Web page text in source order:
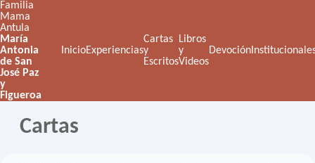
Familia
Mama
Antula
María
Antonia
de San
José Paz
y
Figueroa
InicioExperiencias
Cartas
y
Escritos
Libros
y
Videos
Devoción
Cartas